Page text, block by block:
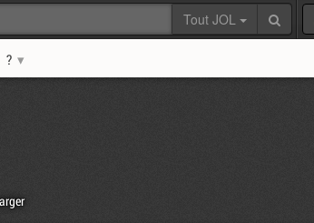
Tout JOL
?